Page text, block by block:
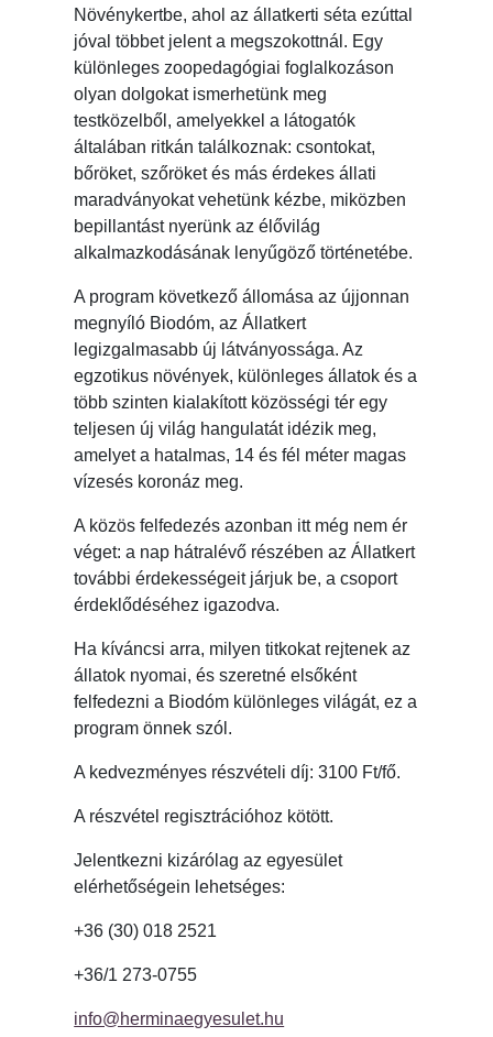
Növénykertbe, ahol az állatkerti séta ezúttal
jóval többet jelent a megszokottnál. Egy
különleges zoopedagógiai foglalkozáson
olyan dolgokat ismerhetünk meg
testközelből, amelyekkel a látogatók
általában ritkán találkoznak: csontokat,
bőröket, szőröket és más érdekes állati
maradványokat vehetünk kézbe, miközben
bepillantást nyerünk az élővilág
alkalmazkodásának lenyűgöző történetébe.
A program következő állomása az újjonnan
megnyíló Biodóm, az Állatkert
legizgalmasabb új látványossága. Az
egzotikus növények, különleges állatok és a
több szinten kialakított közösségi tér egy
teljesen új világ hangulatát idézik meg,
amelyet a hatalmas, 14 és fél méter magas
vízesés koronáz meg.
A közös felfedezés azonban itt még nem ér
véget: a nap hátralévő részében az Állatkert
további érdekességeit járjuk be, a csoport
érdeklődéséhez igazodva.
Ha kíváncsi arra, milyen titkokat rejtenek az
állatok nyomai, és szeretné elsőként
felfedezni a Biodóm különleges világát, ez a
program önnek szól.
A kedvezményes részvételi díj: 3100 Ft/fő.
A részvétel regisztrációhoz kötött.
Jelentkezni kizárólag az egyesület
elérhetőségein lehetséges:
+36 (30) 018 2521
+36/1 273-0755
info@herminaegyesulet.hu